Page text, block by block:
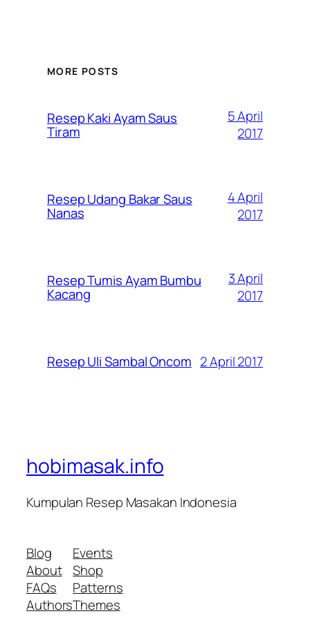
MORE POSTS
Resep Kaki Ayam Saus
Tiram
5 April
2017
Resep Udang Bakar Saus
Nanas
4 April
2017
Resep Tumis Ayam Bumbu
Kacang
3 April
2017
Resep Uli Sambal Oncom 2 April 2017
hobimasak.info
Kumpulan Resep Masakan Indonesia
Blog
About
FAQs
Authors
Events
Shop
Patterns
Themes